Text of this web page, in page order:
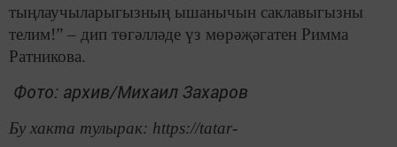
тыңлаучыларыгызның ышанычын саклавыгызны
телим!” – дип төгәлләде үз мөрәҗәгатен Римма
Ратникова.
Фото: архив/Михаил Захаров
Бу хакта тулырак: https://tatar-